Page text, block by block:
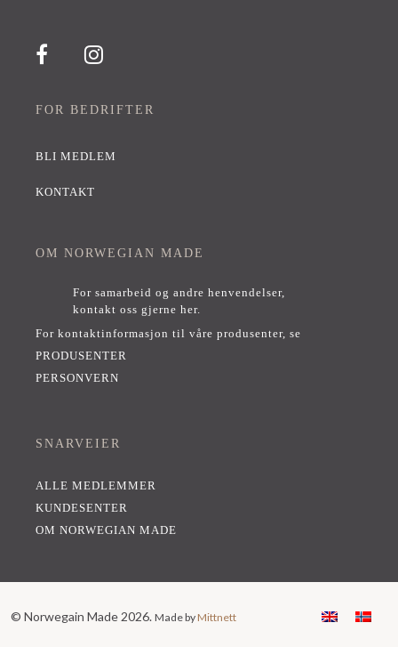
FOR BEDRIFTER
BLI MEDLEM
KONTAKT
OM NORWEGIAN MADE
For samarbeid og andre henvendelser,
kontakt oss gjerne her.
For kontaktinformasjon til våre produsenter, se
PRODUSENTER
PERSONVERN
SNARVEIER
ALLE MEDLEMMER
KUNDESENTER
OM NORWEGIAN MADE
© Norwegain Made 2026. Made byMittnett